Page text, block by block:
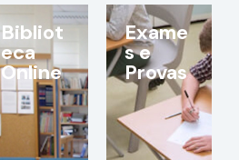
Bibliot
eca
Online
Exame
s e
Provas